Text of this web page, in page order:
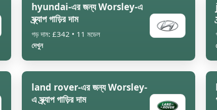
hyundai-এর জন্য Worsley-এ
স্ক্র্যাপ গাড়ির দাম
গড় দাম: £342 • 11 মডেল
দেখুন
land rover-এর জন্য Worsley-
এ স্ক্র্যাপ গাড়ির দাম